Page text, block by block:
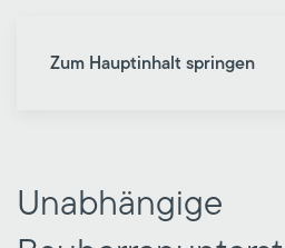
Zum Hauptinhalt springen
Unabhängige